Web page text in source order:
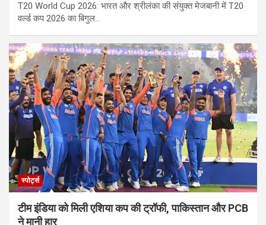
T20 World Cup 2026: भारत और श्रीलंका की संयुक्त मेजबानी में T20
वर्ल्ड कप 2026 का बिगुल…
स्पोर्ट्स
टीम इंडिया को मिली एशिया कप की ट्रॉफी, पाकिस्तान और PCB
ने मानी हार